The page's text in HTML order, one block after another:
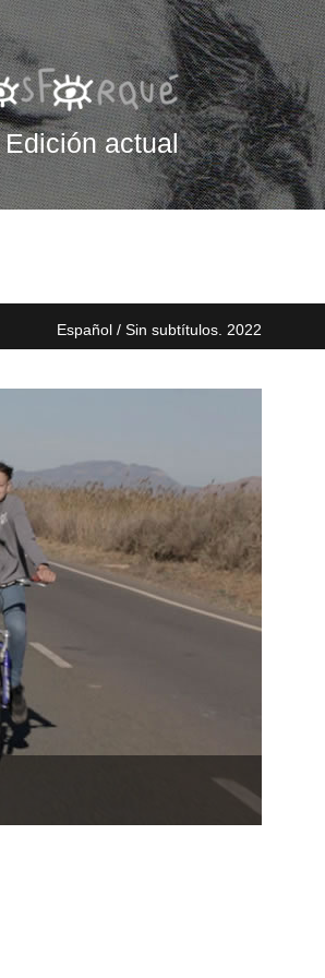
Edición actual
Español / Sin subtítulos. 2022